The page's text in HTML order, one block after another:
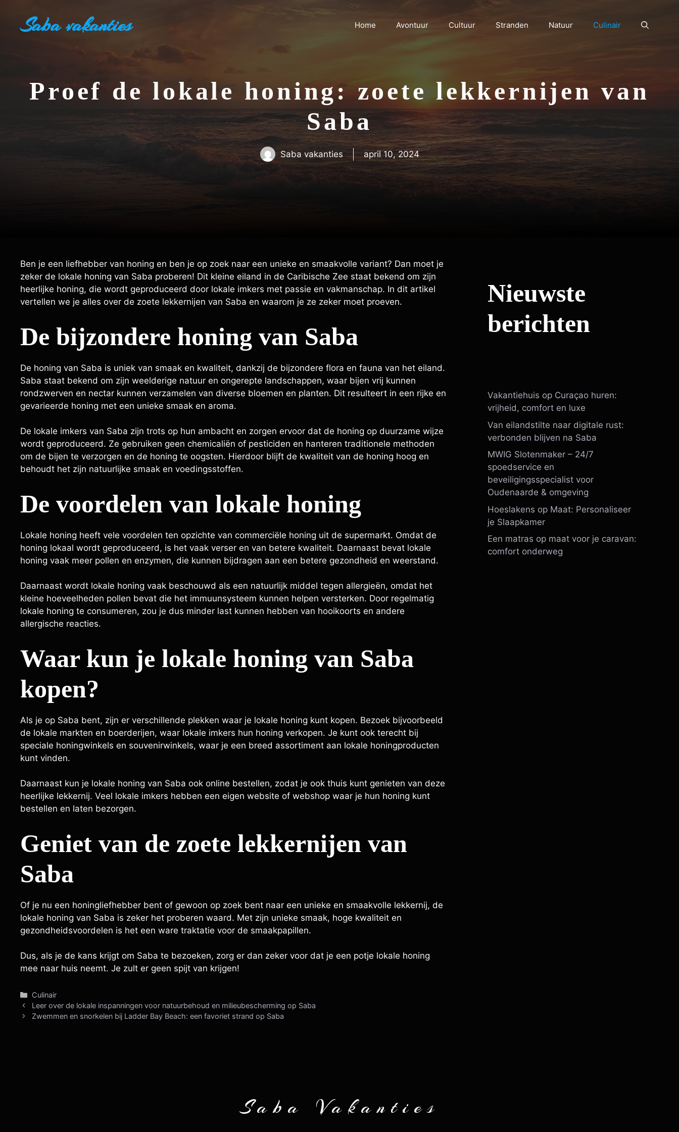
Saba vakanties Home Avontuur Cultuur Stranden Natuur Culinair
Proef de lokale honing: zoete lekkernijen van
Saba
Saba vakanties april 10, 2024
Ben je een liefhebber van honing en ben je op zoek naar een unieke en smaakvolle variant? Dan moet je
zeker de lokale honing van Saba proberen! Dit kleine eiland in de Caribische Zee staat bekend om zijn
heerlijke honing, die wordt geproduceerd door lokale imkers met passie en vakmanschap. In dit artikel
vertellen we je alles over de zoete lekkernijen van Saba en waarom je ze zeker moet proeven.
De bijzondere honing van Saba
De honing van Saba is uniek van smaak en kwaliteit, dankzij de bijzondere flora en fauna van het eiland.
Saba staat bekend om zijn weelderige natuur en ongerepte landschappen, waar bijen vrij kunnen
rondzwerven en nectar kunnen verzamelen van diverse bloemen en planten. Dit resulteert in een rijke en
gevarieerde honing met een unieke smaak en aroma.
De lokale imkers van Saba zijn trots op hun ambacht en zorgen ervoor dat de honing op duurzame wijze
wordt geproduceerd. Ze gebruiken geen chemicaliën of pesticiden en hanteren traditionele methoden
om de bijen te verzorgen en de honing te oogsten. Hierdoor blijft de kwaliteit van de honing hoog en
behoudt het zijn natuurlijke smaak en voedingsstoffen.
De voordelen van lokale honing
Lokale honing heeft vele voordelen ten opzichte van commerciële honing uit de supermarkt. Omdat de
honing lokaal wordt geproduceerd, is het vaak verser en van betere kwaliteit. Daarnaast bevat lokale
honing vaak meer pollen en enzymen, die kunnen bijdragen aan een betere gezondheid en weerstand.
Daarnaast wordt lokale honing vaak beschouwd als een natuurlijk middel tegen allergieën, omdat het
kleine hoeveelheden pollen bevat die het immuunsysteem kunnen helpen versterken. Door regelmatig
lokale honing te consumeren, zou je dus minder last kunnen hebben van hooikoorts en andere
allergische reacties.
Waar kun je lokale honing van Saba
kopen?
Als je op Saba bent, zijn er verschillende plekken waar je lokale honing kunt kopen. Bezoek bijvoorbeeld
de lokale markten en boerderijen, waar lokale imkers hun honing verkopen. Je kunt ook terecht bij
speciale honingwinkels en souvenirwinkels, waar je een breed assortiment aan lokale honingproducten
kunt vinden.
Daarnaast kun je lokale honing van Saba ook online bestellen, zodat je ook thuis kunt genieten van deze
heerlijke lekkernij. Veel lokale imkers hebben een eigen website of webshop waar je hun honing kunt
bestellen en laten bezorgen.
Geniet van de zoete lekkernijen van
Saba
Of je nu een honingliefhebber bent of gewoon op zoek bent naar een unieke en smaakvolle lekkernij, de
lokale honing van Saba is zeker het proberen waard. Met zijn unieke smaak, hoge kwaliteit en
gezondheidsvoordelen is het een ware traktatie voor de smaakpapillen.
Dus, als je de kans krijgt om Saba te bezoeken, zorg er dan zeker voor dat je een potje lokale honing
mee naar huis neemt. Je zult er geen spijt van krijgen!
Categorieën
Culinair
Leer over de lokale inspanningen voor natuurbehoud en milieubescherming op Saba
Zwemmen en snorkelen bij Ladder Bay Beach: een favoriet strand op Saba
Nieuwste
berichten
Vakantiehuis op Curaçao huren:
vrijheid, comfort en luxe
Van eilandstilte naar digitale rust:
verbonden blijven na Saba
MWIG Slotenmaker – 24/7
spoedservice en
beveiligingsspecialist voor
Oudenaarde & omgeving
Hoeslakens op Maat: Personaliseer
je Slaapkamer
Een matras op maat voor je caravan:
comfort onderweg
Saba Vakanties